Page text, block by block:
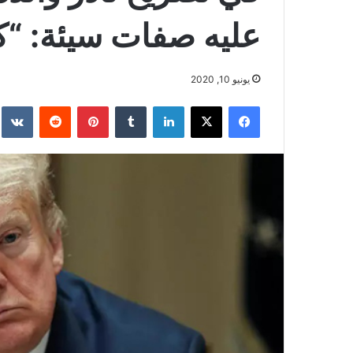
عليه صفات سيئة:
يونيو 10, 2020
فيسبوك ‫X لينكدإن بينتيريست